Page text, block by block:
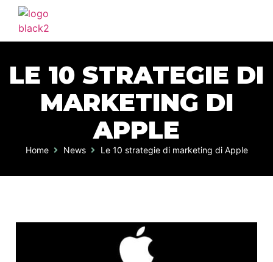
LE 10 STRATEGIE DI
MARKETING DI
APPLE
Home News Le 10 strategie di marketing di Apple
HOME
SERVIZI
PORTFOLIO
BLOG
CONTATTI